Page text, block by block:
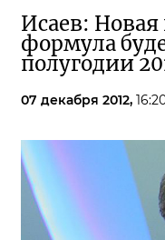
Исаев:
формула
полугодии
07 декабря 2012,